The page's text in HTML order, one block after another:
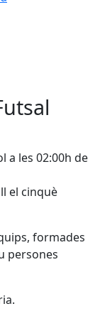
a les 02:00h de
el cinquè
formades
persones